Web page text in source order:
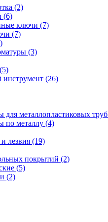
(2)
(6)
ключи (7)
(7)
(3)
инструмент (26)
металлопластиковых
по металлу (4)
лезвия (19)
покрытий (2)
(5)
(2)